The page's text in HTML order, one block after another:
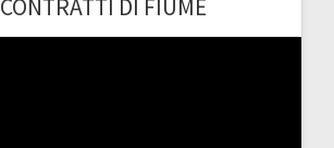
CONTRATTI DI FIUME